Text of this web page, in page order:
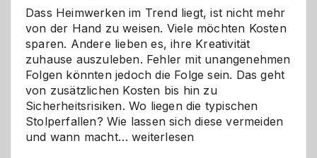
Dass Heimwerken im Trend liegt, ist nicht mehr
von der Hand zu weisen. Viele möchten Kosten
sparen. Andere lieben es, ihre Kreativität
zuhause auszuleben. Fehler mit unangenehmen
Folgen könnten jedoch die Folge sein. Das geht
von zusätzlichen Kosten bis hin zu
Sicherheitsrisiken. Wo liegen die typischen
Stolperfallen? Wie lassen sich diese vermeiden
und wann macht…Selber
weiterlesen